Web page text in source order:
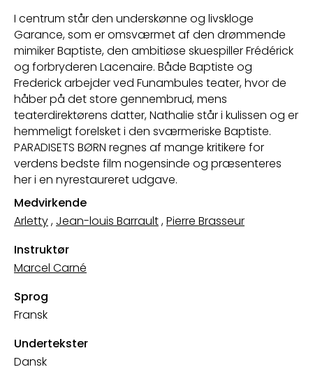
I centrum står den underskønne og livskloge
Garance, som er omsværmet af den drømmende
mimiker Baptiste, den ambitiøse skuespiller Frédérick
og forbryderen Lacenaire. Både Baptiste og
Frederick arbejder ved Funambules teater, hvor de
håber på det store gennembrud, mens
teaterdirektørens datter, Nathalie står i kulissen og er
hemmeligt forelsket i den sværmeriske Baptiste.
PARADISETS BØRN regnes af mange kritikere for
verdens bedste film nogensinde og præsenteres
her i en nyrestaureret udgave.
Medvirkende
Arletty, Jean-louis Barrault,Pierre Brasseur
Instruktør
Marcel Carné
Sprog
Fransk
Undertekster
Dansk